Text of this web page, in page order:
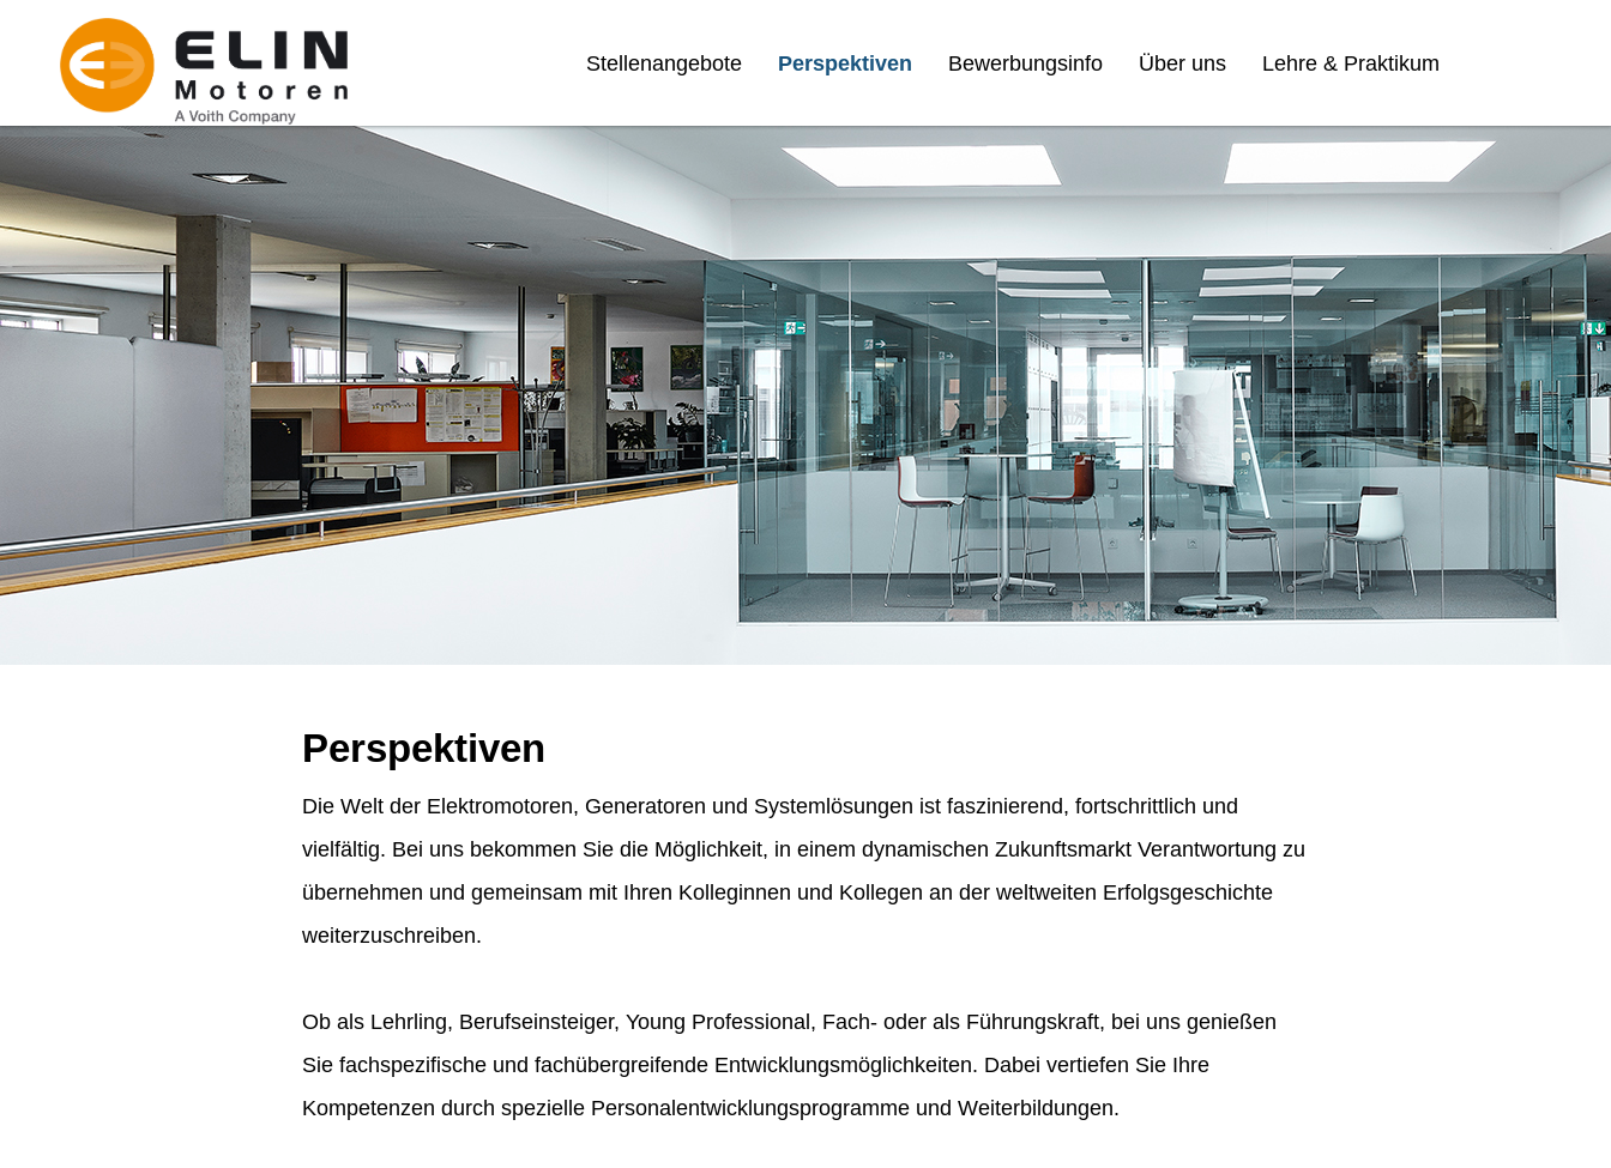
Stellenangebote Perspektiven Bewerbungsinfo Über uns Lehre & Praktikum
Perspektiven
Die Welt der Elektromotoren, Generatoren und Systemlösungen ist faszinierend, fortschrittlich und
vielfältig. Bei uns bekommen Sie die Möglichkeit, in einem dynamischen Zukunftsmarkt Verantwortung zu
übernehmen und gemeinsam mit Ihren Kolleginnen und Kollegen an der weltweiten Erfolgsgeschichte
weiterzuschreiben.
Ob als Lehrling, Berufseinsteiger, Young Professional, Fach- oder als Führungskraft, bei uns genießen
Sie fachspezifische und fachübergreifende Entwicklungsmöglichkeiten. Dabei vertiefen Sie Ihre
Kompetenzen durch spezielle Personalentwicklungsprogramme und Weiterbildungen.